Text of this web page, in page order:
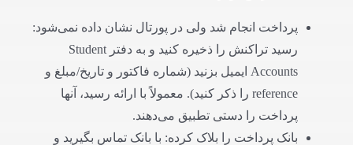
پرداخت انجام شد ولی در پورتال نشان داده نمی‌شود:
رسید تراکنش را ذخیره کنید و به دفتر Student
Accounts ایمیل بزنید (شماره فاکتور و تاریخ/مبلغ و
reference را ذکر کنید). معمولاً با ارائه رسید، آنها
پرداخت را دستی تطبیق می‌دهند.
بانک پرداخت را بلاک کرده: با بانک تماس بگیرید و